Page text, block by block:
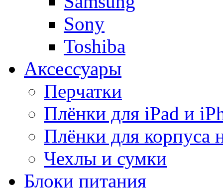
Sony
Toshiba
Аксессуары
Перчатки
Плёнки для iPad и
Плёнки для корпуса
Чехлы и сумки
Блоки питания